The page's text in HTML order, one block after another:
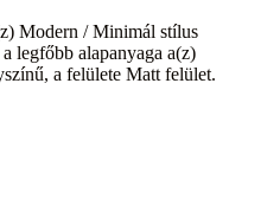
Modern / Minimál stílus
legfőbb alapanyaga a(z)
a felülete Matt felület.